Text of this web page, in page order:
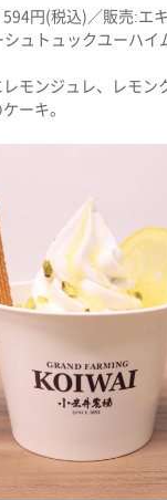
円(税込)／販売:エ
シュトュックユーハイ
モンジュレ、レモン
ーキ。